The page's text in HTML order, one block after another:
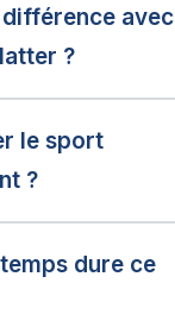
avec
?
le sport
?
dure ce